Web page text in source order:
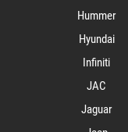
Hummer
Hyundai
Infiniti
JAC
Jaguar